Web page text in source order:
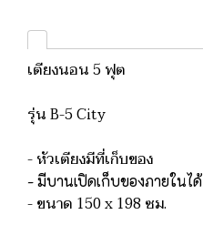
เตียงนอน 5 ฟุต
รุ่น B-5 City
- หัวเตียงมีที่เก็บของ
- มีบานเปิดเก็บของภายในได้
- ขนาด 150 x 198 ซม.